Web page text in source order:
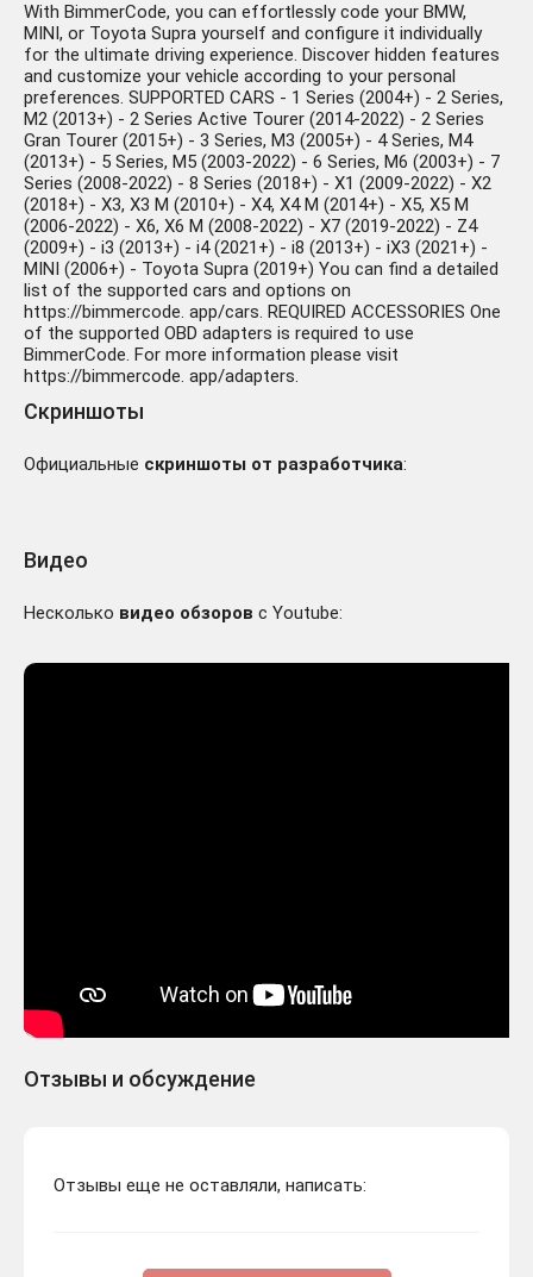
With BimmerCode, you can effortlessly code your BMW,
MINI, or Toyota Supra yourself and configure it individually
for the ultimate driving experience. Discover hidden features
and customize your vehicle according to your personal
preferences. SUPPORTED CARS - 1 Series (2004+) - 2 Series,
M2 (2013+) - 2 Series Active Tourer (2014-2022) - 2 Series
Gran Tourer (2015+) - 3 Series, M3 (2005+) - 4 Series, M4
(2013+) - 5 Series, M5 (2003-2022) - 6 Series, M6 (2003+) - 7
Series (2008-2022) - 8 Series (2018+) - X1 (2009-2022) - X2
(2018+) - X3, X3 M (2010+) - X4, X4 M (2014+) - X5, X5 M
(2006-2022) - X6, X6 M (2008-2022) - X7 (2019-2022) - Z4
(2009+) - i3 (2013+) - i4 (2021+) - i8 (2013+) - iX3 (2021+) -
MINI (2006+) - Toyota Supra (2019+) You can find a detailed
list of the supported cars and options on
https://bimmercode. app/cars. REQUIRED ACCESSORIES One
of the supported OBD adapters is required to use
BimmerCode. For more information please visit
https://bimmercode. app/adapters.
Скриншоты
Официальные скриншоты от разработчика:
Видео
Несколько видео обзоров с Youtube:
Отзывы и обсуждение
Отзывы еще не оставляли, написать: